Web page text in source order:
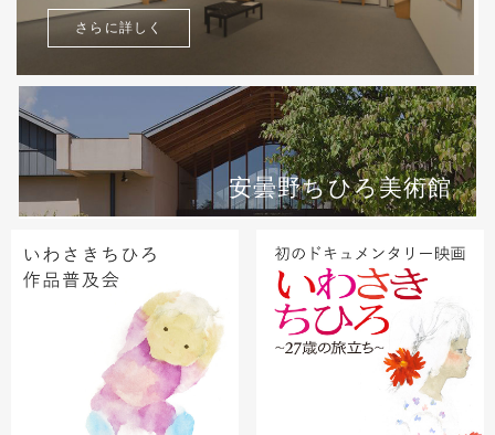
さらに詳しく
安曇野ちひろ美術館